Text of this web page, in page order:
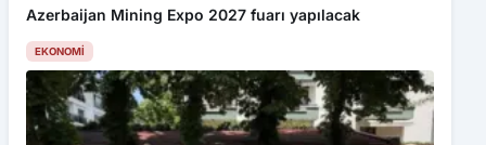
Azerbaijan Mining Expo 2027 fuarı yapılacak
EKONOMI